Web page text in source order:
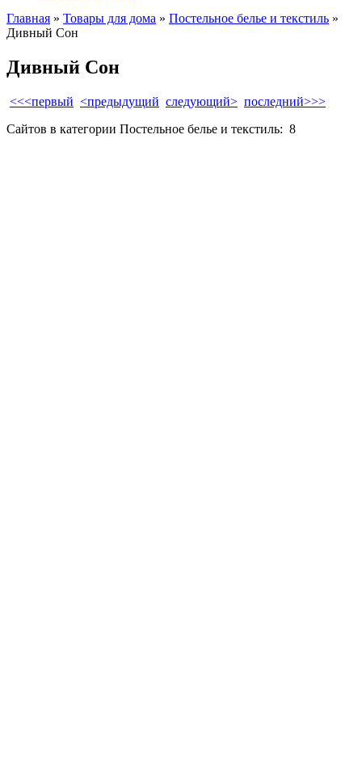
Главная » Товары для дома » Постельное белье и текстиль »
Дивный Сон
Дивный Сон
<<<первый <предыдущий следующий> последний>>>
Сайтов в категории Постельное белье и текстиль: 8